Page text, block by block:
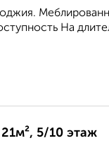
На
5/10 этаж